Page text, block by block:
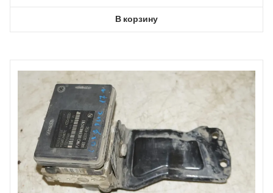
В корзину